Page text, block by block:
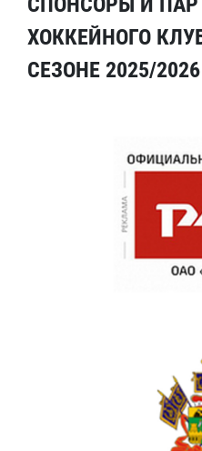
ХОККЕЙНОГО
СЕЗОНЕ 2025/2026